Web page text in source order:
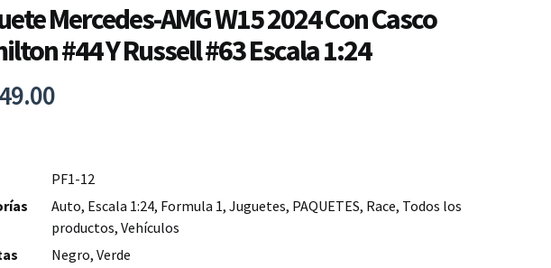
Mercedes-AMG W15 2024 Con Casco
#44 Y Russell #63 Escala 1:24
PF1-12
Auto, Escala 1:24, Formula 1, Juguetes, PAQUETES, Race, Todos los
productos, Vehículos
Negro, Verde